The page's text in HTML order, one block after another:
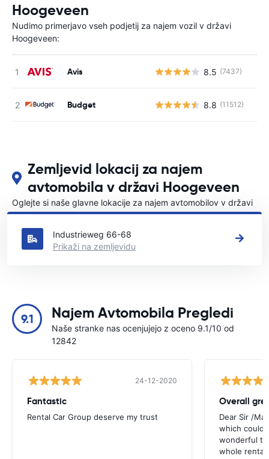
Hoogeveen
Nudimo primerjavo vseh podjetij za najem vozil v državi
Hoogeveen:
Avis 8.5 (7437)
Budget 8.8 (11512)
Zemljevid lokacij za najem
avtomobila v državi Hoogeveen
Oglejte si naše glavne lokacije za najem avtomobilov v državi
Hoogeveen
Industrieweg 66-68
Prikaži na zemljevidu
9.1 Najem Avtomobila Pregledi
Naše stranke nas ocenjujejo z oceno 9.1/10 od
12842
24-12-2020
Fantastic
Rental Car Group deserve my trust
Overall
Dear Sir /
which could
wonderful to
whole